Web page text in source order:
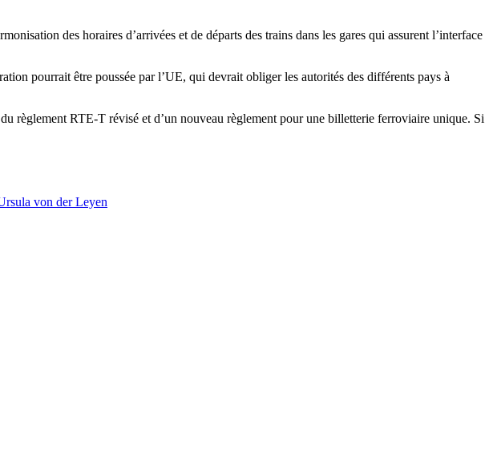
des horaires d’arrivées et de départs des trains dans les gares qui assurent l’interface
pourrait être poussée par l’UE, qui devrait obliger les autorités des différents pays à
règlement RTE-T révisé et d’un nouveau règlement pour une billetterie ferroviaire unique. Si
von der Leyen